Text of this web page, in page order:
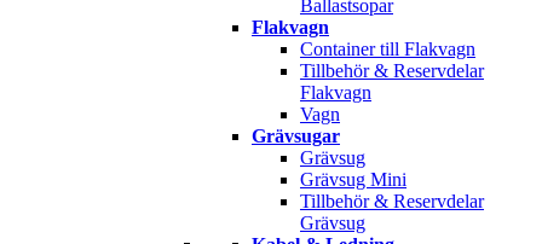
Ballastsopar
Flakvagn
Container till Flakvagn
Tillbehör & Reservdelar
Flakvagn
Vagn
Grävsugar
Grävsug
Grävsug Mini
Tillbehör & Reservdelar
Grävsug